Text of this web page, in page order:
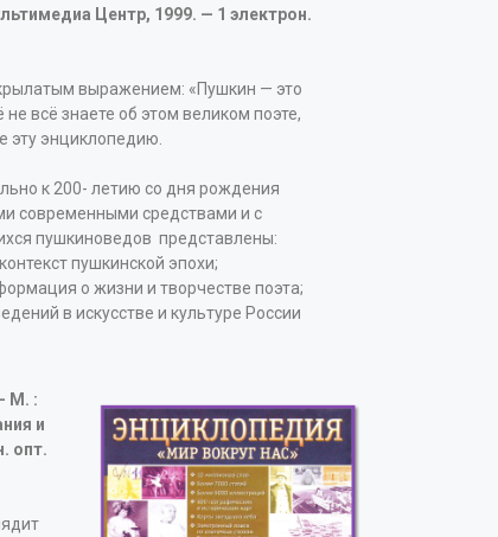
Центр, 1999. — 1 электрон.
выражением: «Пушкин — это
всё знаете об этом великом поэте,
эту энциклопедию.
к 200- летию со дня рождения
современными средствами и с
пушкиноведов представлены:
пушкинской эпохи;
о жизни и творчестве поэта;
в искусстве и культуре России
М. :
и
опт.